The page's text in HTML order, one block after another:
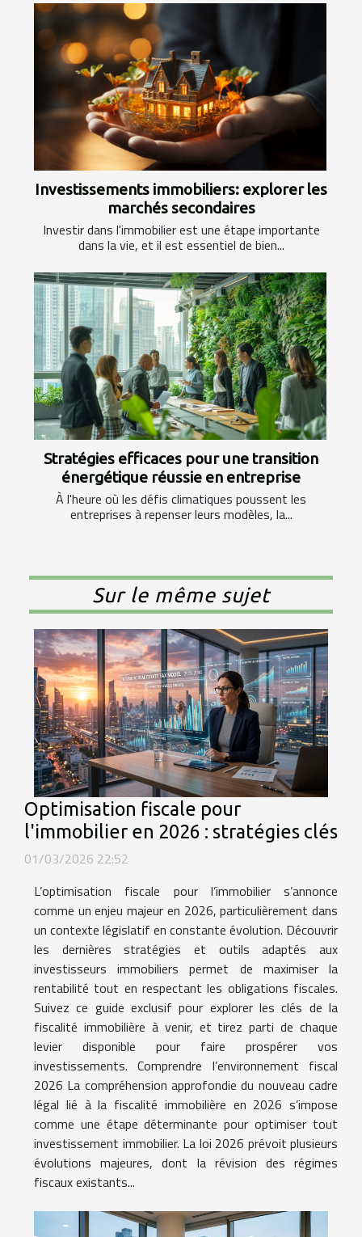
Investissements immobiliers: explorer les
marchés secondaires
Investir dans l'immobilier est une étape importante
dans la vie, et il est essentiel de bien...
Stratégies efficaces pour une transition
énergétique réussie en entreprise
À l'heure où les défis climatiques poussent les
entreprises à repenser leurs modèles, la...
Sur le même sujet
Optimisation fiscale pour
l'immobilier en 2026 : stratégies clés
01/03/2026 22:52
L’optimisation fiscale pour l’immobilier s’annonce
comme un enjeu majeur en 2026, particulièrement dans
un contexte législatif en constante évolution. Découvrir
les dernières stratégies et outils adaptés aux
investisseurs immobiliers permet de maximiser la
rentabilité tout en respectant les obligations fiscales.
Suivez ce guide exclusif pour explorer les clés de la
fiscalité immobilière à venir, et tirez parti de chaque
levier disponible pour faire prospérer vos
investissements. Comprendre l’environnement fiscal
2026 La compréhension approfondie du nouveau cadre
légal lié à la fiscalité immobilière en 2026 s’impose
comme une étape déterminante pour optimiser tout
investissement immobilier. La loi 2026 prévoit plusieurs
évolutions majeures, dont la révision des régimes
fiscaux existants...